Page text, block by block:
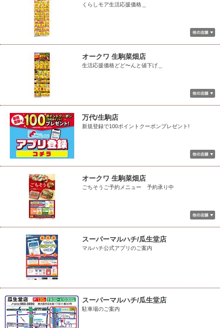
くらしモア生活応援価格＿
オークワ 生駒菜畑店
生活応援価格どど〜んと値下げ＿
万代/生駒店
新規登録で100ポイントクーポンプレゼント!
オークワ 生駒菜畑店
ごちそうご予約メニュー 予約承り中
スーパーマルハチ/瓜生堂店
マルハチ公式アプリのご案内
スーパーマルハチ/瓜生堂店
駐車場のご案内